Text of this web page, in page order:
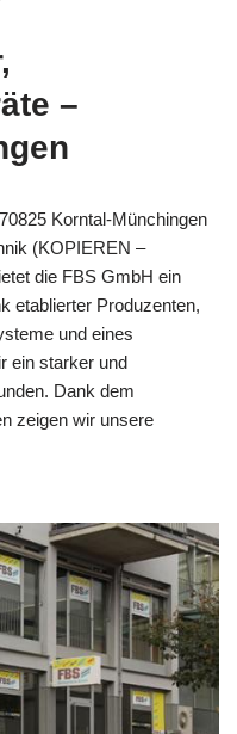
–
Korntal-Münchingen
(KOPIEREN –
die FBS GmbH ein
etablierter Produzenten,
und eines
ein starker und
Dank dem
zeigen wir unsere